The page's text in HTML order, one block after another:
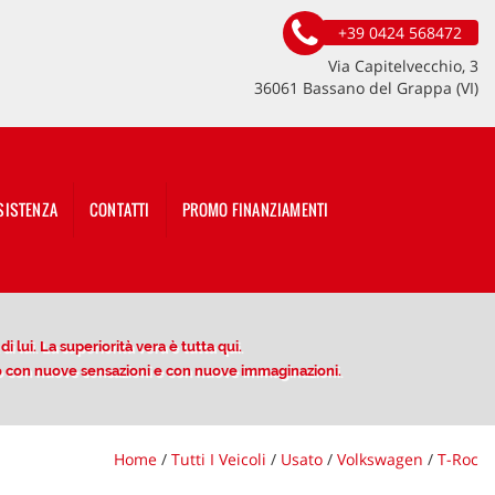
+39 0424 568472
Via Capitelvecchio, 3
36061 Bassano del Grappa (VI)
CONTATTI PROMO FINANZIAMENTI
lui. La superiorità vera è tutta qui.
nuove sensazioni e con nuove immaginazioni.
Home / Tutti I Veicoli / Usato / Volkswagen / T-Roc